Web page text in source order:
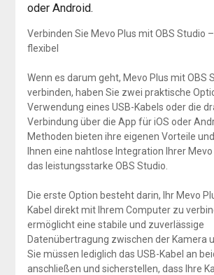
oder Android.
Verbinden Sie Mevo Plus mit OBS Studio
flexibel
Wenn es darum geht, Mevo Plus mit OBS
verbinden, haben Sie zwei praktische
Verwendung eines USB-Kabels oder die
Verbindung über die App für iOS oder
Methoden bieten ihre eigenen Vorteile
Ihnen eine nahtlose Integration Ihrer
das leistungsstarke OBS Studio.
Die erste Option besteht darin, Ihr Mevo
Kabel direkt mit Ihrem Computer zu
ermöglicht eine stabile und zuverlässige
Datenübertragung zwischen der Kamera
Sie müssen lediglich das USB-Kabel an
anschließen und sicherstellen, dass Ihre